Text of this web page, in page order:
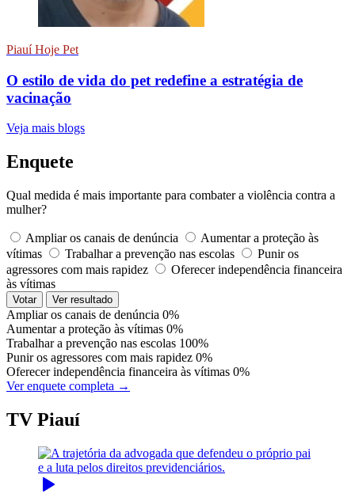
Piauí Hoje Pet
O estilo de vida do pet redefine a estratégia de
vacinação
Veja mais blogs
Enquete
Qual medida é mais importante para combater a violência contra a
mulher?
Ampliar os canais de denúncia
Aumentar a proteção às
vítimas
Trabalhar a prevenção nas escolas
Punir os
agressores com mais rapidez
Oferecer independência financeira
às vítimas
Votar Ver resultado
Ampliar os canais de denúncia 0%
Aumentar a proteção às vítimas 0%
Trabalhar a prevenção nas escolas 100%
Punir os agressores com mais rapidez 0%
Oferecer independência financeira às vítimas 0%
Ver enquete completa →
TV Piauí